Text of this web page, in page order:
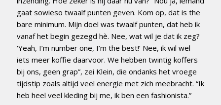
gaat sowieso twaalf punten geven. Kom op, dat is the
bare minimum. Mijn doel was twaalf punten, dat heb ik
vanaf het begin gezegd hè. Nee, wat wil je dat ik zeg?
‘Yeah, I’m number one, I’m the best!’ Nee, ik wil wel
iets meer koffie daarvoor. We hebben twintig koffers
bij ons, geen grap”, zei Klein, die ondanks het vroege
tijdstip zoals altijd veel energie met zich meebracht. “Ik
heb heel veel kleding bij me, ik ben een fashionista.”